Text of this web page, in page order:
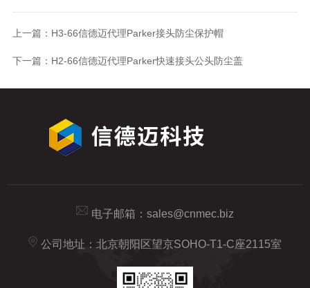
上一篇： H3-66信德迈代理Parker接头防尘保护帽
下一篇： H2-66信德迈代理Parker快速接头公头防尘盖
电子邮箱： sales@cnmec.biz
公司地址：北京朝阳区望京SOHO-T1-C座2115室